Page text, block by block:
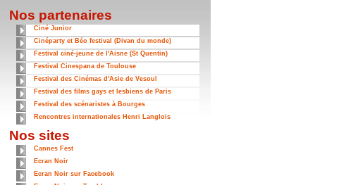
Nos partenaires
Ciné Junior
Cinéparty et Béo festival (Divan du monde)
Festival ciné-jeune de l'Aisne (St Quentin)
Festival Cinespana de Toulouse
Festival des Cinémas d'Asie de Vesoul
Festival des films gays et lesbiens de Paris
Festival des scénaristes à Bourges
Rencontres internationales Henri Langlois
Nos sites
Cannes Fest
Ecran Noir
Ecran Noir sur Facebook